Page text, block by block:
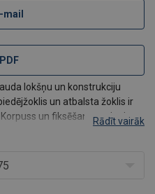
mail
PDF
lokšņu un konstrukciju
un atbalsta žoklis ir
un fiksēšanas svira ir
Rādīt vairāk